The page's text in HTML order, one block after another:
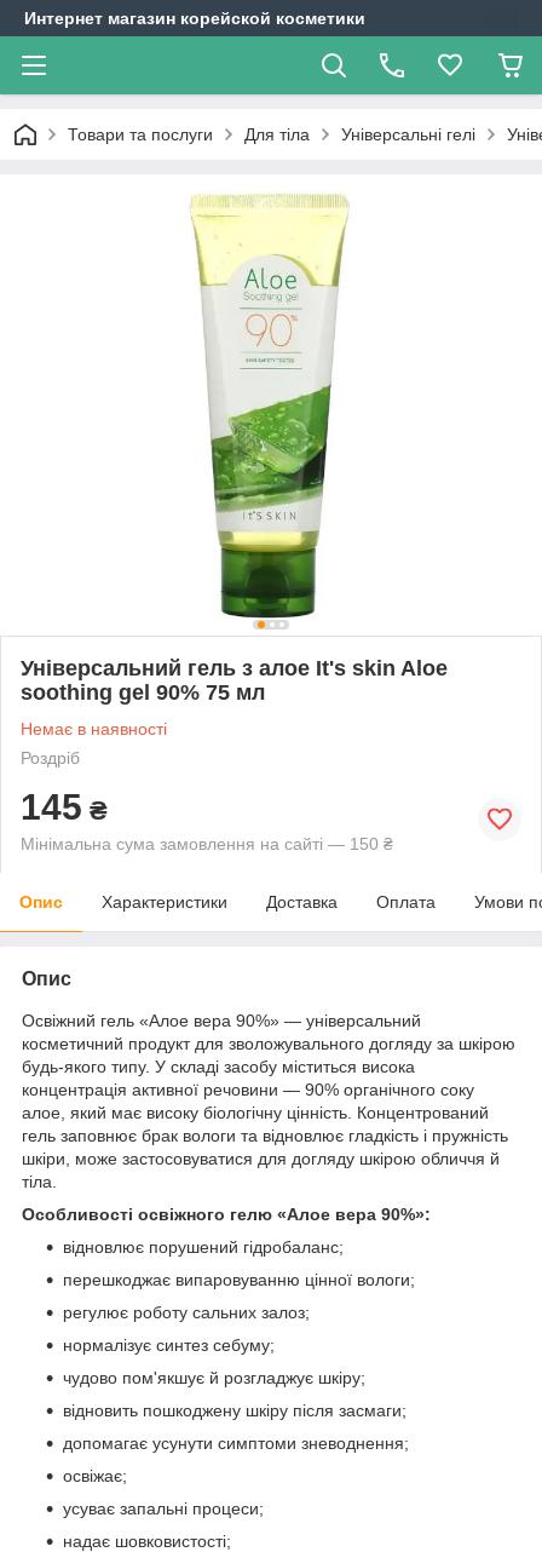
Интернет магазин корейской косметики
Товари та послуги Для тіла Універсальні гелі
Універсальний гель з алое It's skin Aloe
soothing gel 90% 75 мл
Немає в наявності
Роздріб
145 ₴
Мінімальна сума замовлення на сайті — 150 ₴
Опис Характеристики Доставка Оплата Умови
Опис
Освіжний гель «Алое вера 90%» — універсальний
косметичний продукт для зволожувального догляду за шкірою
будь-якого типу. У складі засобу міститься висока
концентрація активної речовини — 90% органічного соку
алое, який має високу біологічну цінність. Концентрований
гель заповнює брак вологи та відновлює гладкість і пружність
шкіри, може застосовуватися для догляду шкірою обличчя й
тіла.
Особливості освіжного гелю «Алое вера 90%»:
відновлює порушений гідробаланс;
перешкоджає випаровуванню цінної вологи;
регулює роботу сальних залоз;
нормалізує синтез себуму;
чудово пом'якшує й розгладжує шкіру;
відновить пошкоджену шкіру після засмаги;
допомагає усунути симптоми зневоднення;
освіжає;
усуває запальні процеси;
надає шовковистості;